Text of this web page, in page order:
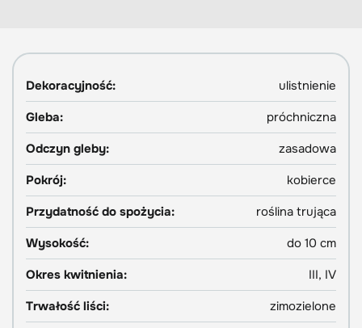
Dekoracyjność:
ulistnienie
Gleba:
próchniczna
Odczyn gleby:
zasadowa
Pokrój:
kobierce
Przydatność do spożycia:
roślina trująca
Wysokość:
do 10 cm
Okres kwitnienia:
III, IV
Trwałość liści:
zimozielone